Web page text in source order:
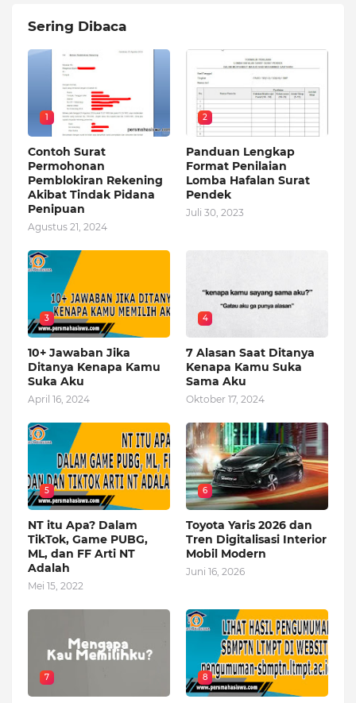
Sering Dibaca
1
Contoh Surat
Permohonan
Pemblokiran Rekening
Akibat Tindak Pidana
Penipuan
Agustus 21, 2024
2
Panduan Lengkap
Format Penilaian
Lomba Hafalan Surat
Pendek
Juli 30, 2023
3
10+ Jawaban Jika
Ditanya Kenapa Kamu
Suka Aku
April 16, 2024
4
7 Alasan Saat Ditanya
Kenapa Kamu Suka
Sama Aku
Oktober 17, 2024
5
NT itu Apa? Dalam
TikTok, Game PUBG,
ML, dan FF Arti NT
Adalah
Mei 15, 2022
6
Toyota Yaris 2026 dan
Tren Digitalisasi Interior
Mobil Modern
Juni 16, 2026
7 8